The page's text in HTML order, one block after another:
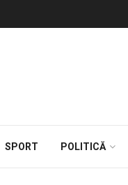
SPORT POLITICĂ